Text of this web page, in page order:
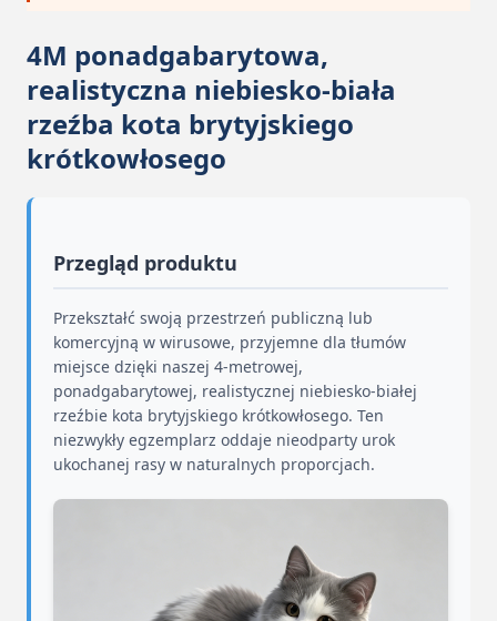
4M ponadgabarytowa,
realistyczna niebiesko-biała
rzeźba kota brytyjskiego
krótkowłosego
Przegląd produktu
Przekształć swoją przestrzeń publiczną lub
komercyjną w wirusowe, przyjemne dla tłumów
miejsce dzięki naszej 4-metrowej,
ponadgabarytowej, realistycznej niebiesko-białej
rzeźbie kota brytyjskiego krótkowłosego. Ten
niezwykły egzemplarz oddaje nieodparty urok
ukochanej rasy w naturalnych proporcjach.